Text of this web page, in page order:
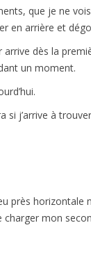
que je ne
en arrière et
dès la
un moment.
j’arrive à
près
charger mon